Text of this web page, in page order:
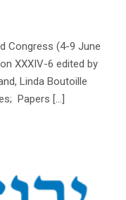
Congress (4-9 June
XXXIV-6 edited by
Linda Boutoille
Papers [...]